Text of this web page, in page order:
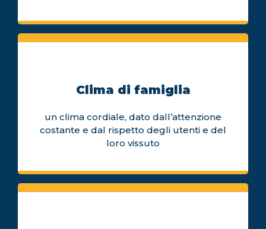
Clima di famiglia
un clima cordiale, dato dall’attenzione
costante e dal rispetto degli utenti e del
loro vissuto